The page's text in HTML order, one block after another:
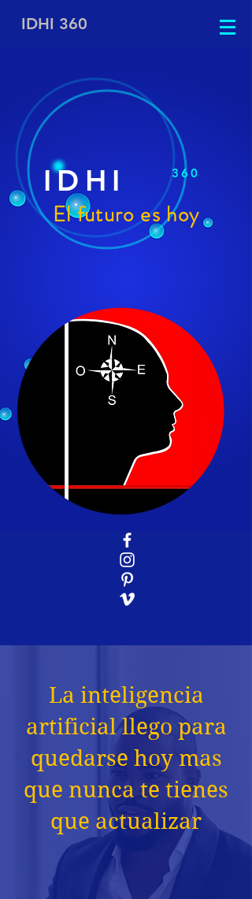
IDHI 360
IDHI 360
El futuro es hoy
La inteligencia
artificial llego para
quedarse hoy mas
que nunca te tienes
que actualizar